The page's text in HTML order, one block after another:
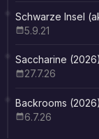
Schwarze Insel
5.9.21
Saccharine (2026)
27.7.26
Backrooms (2026)
6.7.26